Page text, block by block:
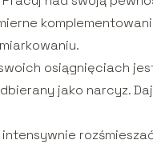
osiągnięciach
jako narcyz.